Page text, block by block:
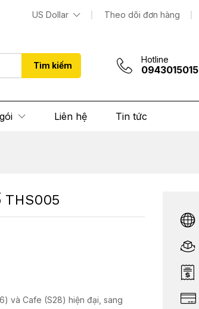
US Dollar Theo dõi đơn hàng
Tìm kiếm
Hotline
0943015015
Liên hệ Tin tức
và Cafe (S28) hiện đại, sang
2.611.000